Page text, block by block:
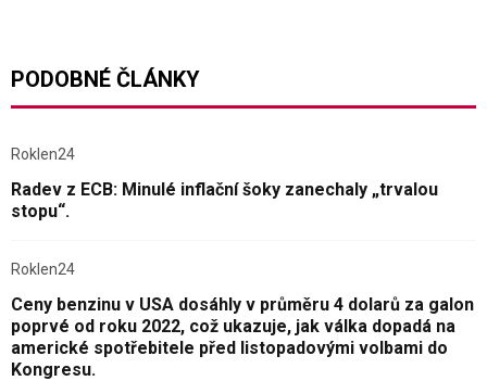
PODOBNÉ ČLÁNKY
Roklen24
Radev z ECB: Minulé inflační šoky zanechaly „trvalou
stopu“.
Roklen24
Ceny benzinu v USA dosáhly v průměru 4 dolarů za galon
poprvé od roku 2022, což ukazuje, jak válka dopadá na
americké spotřebitele před listopadovými volbami do
Kongresu.